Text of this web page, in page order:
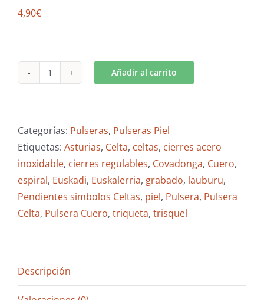
4,90€
Pulsera
10
mm
con
pieza
de
Zamak
Añadir al carrito
Categorías: Pulseras, Pulseras Piel
Etiquetas: Asturias, Celta, celtas, cierres acero
inoxidable, cierres regulables, Covadonga, Cuero,
espiral, Euskadi, Euskalerria, grabado, lauburu,
Pendientes simbolos Celtas, piel, Pulsera, Pulsera
Celta, Pulsera Cuero, triqueta, trisquel
Descripción